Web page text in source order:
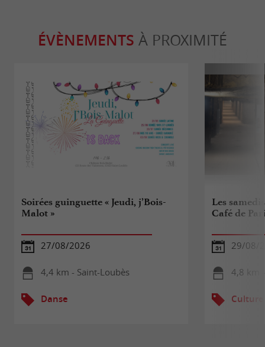
ÉVÈNEMENTS À PROXIMITÉ
Soirées guinguette « Jeudi, j’Bois-
Malot »
27/08/2026
4,4 km - Saint-Loubès
Danse
Les
Café de
29/08/
4,8 km
Culture